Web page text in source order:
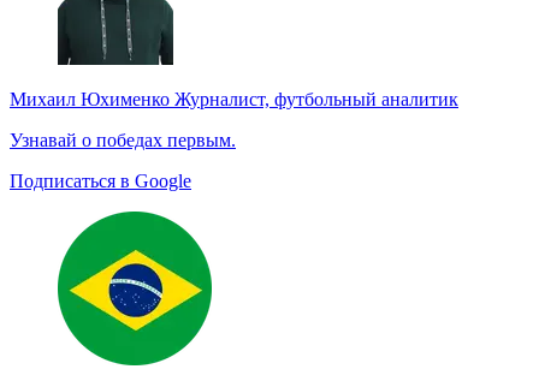
Михаил Юхименко Журналист, футбольный аналитик
Узнавай о победах первым.
Подписаться в Google